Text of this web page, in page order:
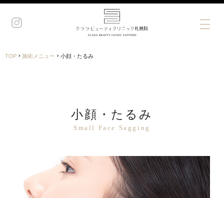
TOP › 施術メニュー › 小顔・たるみ
小顔・たるみ
Small Face Sagging